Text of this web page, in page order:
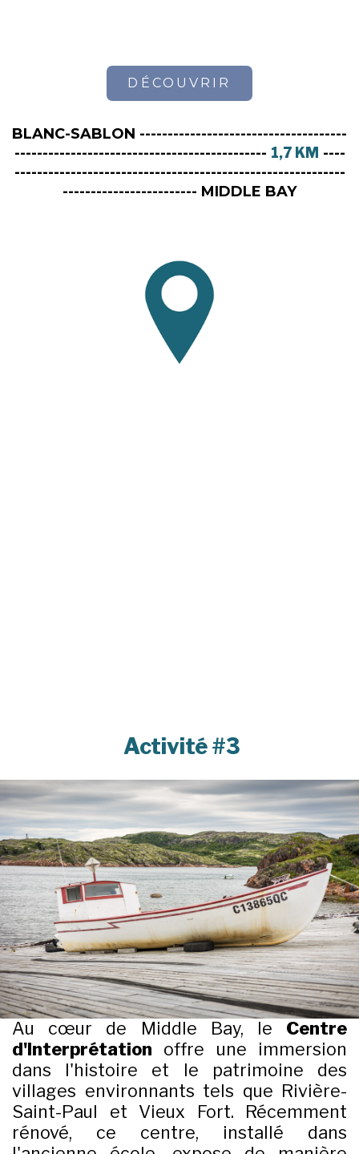
DÉCOUVRIR
BLANC-SABLON -------------------------------------
--------------------------------------------- 1,7 KM ----
-----------------------------------------------------------
------------------------ MIDDLE BAY
Activité #3
Au cœur de Middle Bay, le Centre
d'Interprétation offre une immersion
dans l'histoire et le patrimoine des
villages environnants tels que Rivière-
Saint-Paul et Vieux Fort. Récemment
rénové, ce centre, installé dans